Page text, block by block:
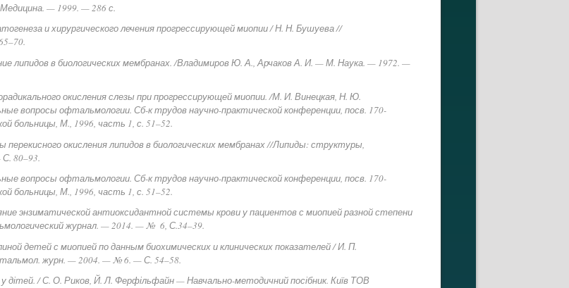
— 1999. — 286 с.
и хирургического лечения прогрессирующей миопии / Н. Н. Бушуева //
липидов в биологических мембранах. /Владимиров Ю. А., Арчаков А. И. — М. Наука. — 1972. —
окисления слезы при прогрессирующей миопии. /М. И. Винецкая, Н. Ю.
вопросы офтальмологии. Сб-к трудов научно-практической конференции, посв. 170-
больницы, М., 1996, часть 1, с. 51–52.
окисления липидов в биологических мембранах //Липиды: структуры,
80–93.
вопросы офтальмологии. Сб-к трудов научно-практической конференции, посв. 170-
больницы, М., 1996, часть 1, с. 51–52.
энзиматической антиоксидантной системы крови у пациентов с миопией разной степени
журнал. — 2014. — № 6, С.34–39.
детей с миопией по данным биохимических и клинических показателей / И. П.
журн. — 2004. — № 6. — С. 54–58.
дітей. / С. О. Риков, Й. Л. Ферфільфайн — Навчально-методичний посібник. Київ ТОВ